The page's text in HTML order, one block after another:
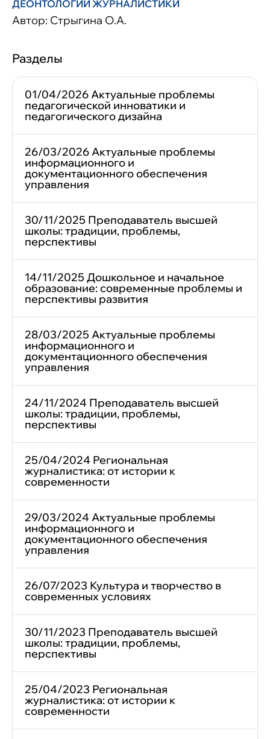
ДЕОНТОЛОГИИ ЖУРНАЛИСТИКИ
Автор: Стрыгина О.А.
Разделы
01/04/2026 Актуальные проблемы
педагогической инноватики и
педагогического дизайна
26/03/2026 Актуальные проблемы
информационного и
документационного обеспечения
управления
30/11/2025 Преподаватель высшей
школы: традиции, проблемы,
перспективы
14/11/2025 Дошкольное и начальное
образование: современные проблемы и
перспективы развития
28/03/2025 Актуальные проблемы
информационного и
документационного обеспечения
управления
24/11/2024 Преподаватель высшей
школы: традиции, проблемы,
перспективы
25/04/2024 Региональная
журналистика: от истории к
современности
29/03/2024 Актуальные проблемы
информационного и
документационного обеспечения
управления
26/07/2023 Культура и творчество в
современных условиях
30/11/2023 Преподаватель высшей
школы: традиции, проблемы,
перспективы
25/04/2023 Региональная
журналистика: от истории к
современности